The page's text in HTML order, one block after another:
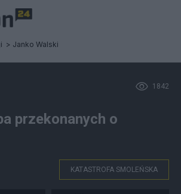
Janko Walski
1842
przekonanych o
KATASTROFA SMOLEŃSKA